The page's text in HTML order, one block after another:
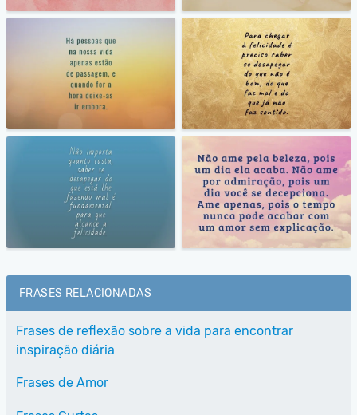
FRASES RELACIONADAS
Frases de reflexão sobre a vida para encontrar
inspiração diária
Frases de Amor